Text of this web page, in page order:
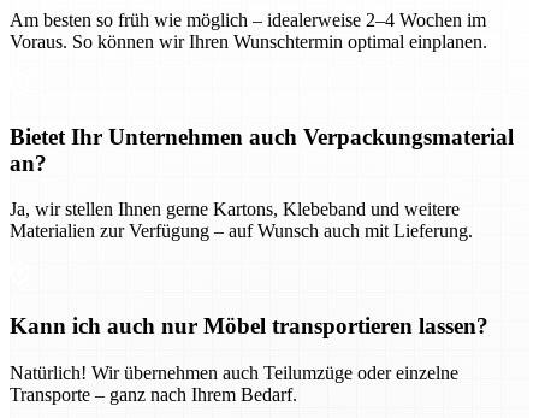
Am besten so früh wie möglich – idealerweise 2–4 Wochen im
Voraus. So können wir Ihren Wunschtermin optimal einplanen.
Bietet Ihr Unternehmen auch Verpackungsmaterial
an?
Ja, wir stellen Ihnen gerne Kartons, Klebeband und weitere
Materialien zur Verfügung – auf Wunsch auch mit Lieferung.
Kann ich auch nur Möbel transportieren lassen?
Natürlich! Wir übernehmen auch Teilumzüge oder einzelne
Transporte – ganz nach Ihrem Bedarf.